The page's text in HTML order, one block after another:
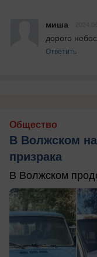
миша
дорого
Ответить
Общество
В Волжском
призрака
В Волжском